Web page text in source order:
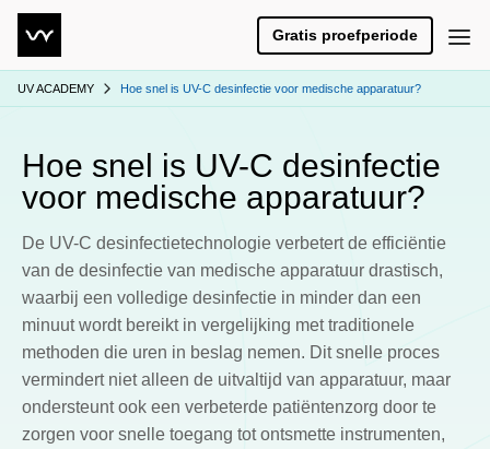
Gratis proefperiode
UV ACADEMY Hoe snel is UV-C desinfectie voor medische apparatuur?
Hoe snel is UV-C desinfectie
voor medische apparatuur?
De UV-C desinfectietechnologie verbetert de efficiëntie
van de desinfectie van medische apparatuur drastisch,
waarbij een volledige desinfectie in minder dan een
minuut wordt bereikt in vergelijking met traditionele
methoden die uren in beslag nemen. Dit snelle proces
vermindert niet alleen de uitvaltijd van apparatuur, maar
ondersteunt ook een verbeterde patiëntenzorg door te
zorgen voor snelle toegang tot ontsmette instrumenten,